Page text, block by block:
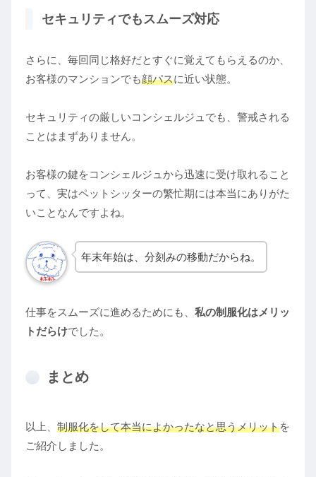
セキュリティでもスムーズ対応
さらに、毎回同じ格好だとすぐに覚えてもらえるのか、
お客様のマンションでも顔パスに近い状態。
セキュリティの厳しいコンシェルジュでも、警戒される
ことはまずありません。
お客様の鍵をコンシェルジュから迅速に受け取れること
って、実はペットシッターの繁忙期には本当にありがた
いことなんですよね。
年末年始は、分刻みの移動だからね。
仕事をスムーズに進めるためにも、 私の制服化はメリッ
トだらけでした。
まとめ
以上、 制服化をして本当によかったなと思うメリットを
ご紹介しました。